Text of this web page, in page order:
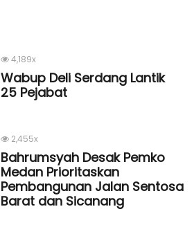
4,189x
Wabup Deli Serdang Lantik
25 Pejabat
2,455x
Bahrumsyah Desak Pemko
Medan Prioritaskan
Pembangunan Jalan Sentosa
Barat dan Sicanang